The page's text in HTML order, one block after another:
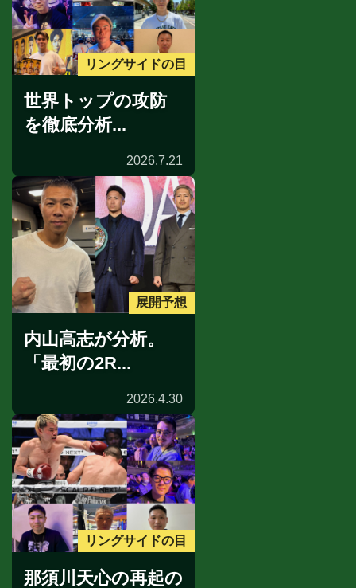
リングサイドの目
世界トップの攻防
を徹底分析...
2026.7.21
展開予想
内山高志が分析。
「最初の2R...
2026.4.30
リングサイドの目
那須川天心の再起の